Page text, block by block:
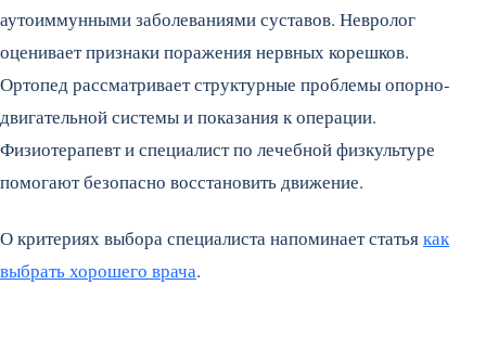
аутоиммунными заболеваниями суставов. Невролог
оценивает признаки поражения нервных корешков.
Ортопед рассматривает структурные проблемы опорно-
двигательной системы и показания к операции.
Физиотерапевт и специалист по лечебной физкультуре
помогают безопасно восстановить движение.
О критериях выбора специалиста напоминает статьякак
выбрать хорошего врача.